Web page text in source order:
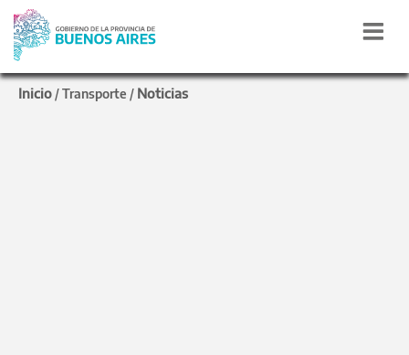
Inicio /Transporte / Noticias